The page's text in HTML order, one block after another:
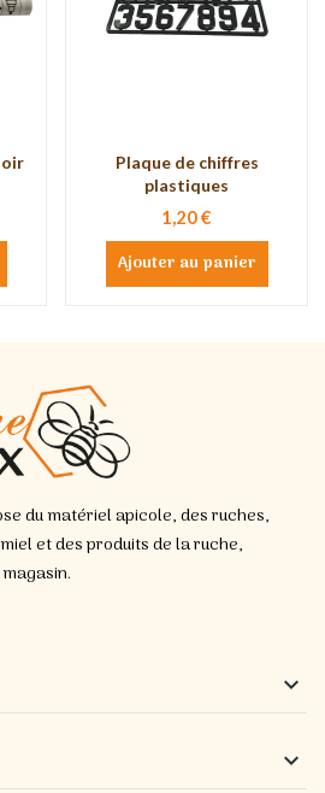
Plaque de chiffres
plastiques
1,20 €
Ajouter au panier
du matériel apicole, des ruches,
et des produits de la ruche,

